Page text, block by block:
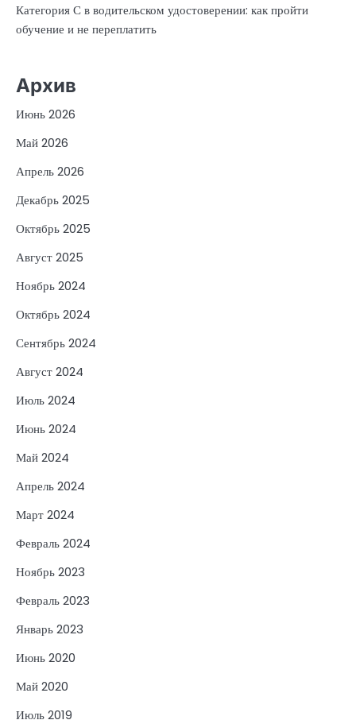
Категория С в водительском удостоверении: как пройти
обучение и не переплатить
Архив
Июнь 2026
Май 2026
Апрель 2026
Декабрь 2025
Октябрь 2025
Август 2025
Ноябрь 2024
Октябрь 2024
Сентябрь 2024
Август 2024
Июль 2024
Июнь 2024
Май 2024
Апрель 2024
Март 2024
Февраль 2024
Ноябрь 2023
Февраль 2023
Январь 2023
Июнь 2020
Май 2020
Июль 2019